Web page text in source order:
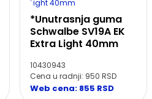
*Unutrasnja guma
Schwalbe SV19A EK
Extra Light 40mm
10430943
Cena u radnji: 950 RSD
Web cena: 855 RSD